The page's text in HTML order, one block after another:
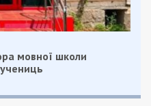
в Google News. Слідкуйте